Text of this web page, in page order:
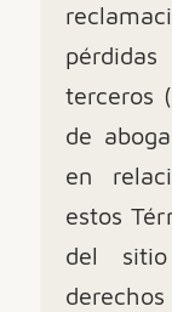
terceros
de
en
estos
del